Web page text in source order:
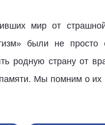
мир от
были не
родную страну от
Мы помним о их